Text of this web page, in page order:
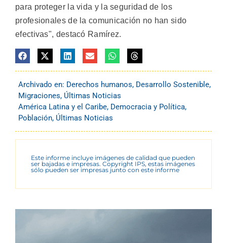
para proteger la vida y la seguridad de los
profesionales de la comunicación no han sido
efectivas", destacó Ramírez.
Archivado en: Derechos humanos, Desarrollo Sostenible,
Migraciones, Últimas Noticias
América Latina y el Caribe, Democracia y Política,
Población, Últimas Noticias
Este informe incluye imágenes de calidad que pueden
ser bajadas e impresas. Copyright IPS, estas imágenes
sólo pueden ser impresas junto con este informe